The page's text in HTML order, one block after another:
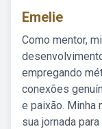
Emelie
Como mentor,
empregando
conexões
e paixão. Minha
sua jornada